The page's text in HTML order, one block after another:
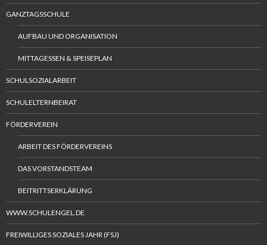
GANZTAGSSCHULE
AUFBAU UND ORGANISATION
MITTAGESSEN & SPEISEPLAN
SCHULSOZIALARBEIT
SCHULELTERNBEIRAT
FÖRDERVEREIN
ARBEIT DES FÖRDERVEREINS
DAS VORSTANDSTEAM
BEITRITTSERKLÄRUNG
WWW.SCHULENGEL.DE
FREIWILLIGES SOZIALES JAHR (FSJ)